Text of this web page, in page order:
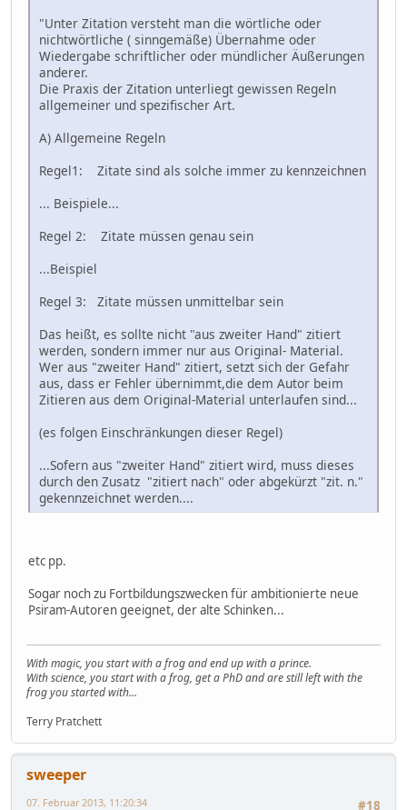
"Unter Zitation versteht man die wörtliche oder
nichtwörtliche ( sinngemäße) Übernahme oder
Wiedergabe schriftlicher oder mündlicher Äußerungen
anderer.
Die Praxis der Zitation unterliegt gewissen Regeln
allgemeiner und spezifischer Art.
A) Allgemeine Regeln
Regel1: Zitate sind als solche immer zu kennzeichnen
... Beispiele...
Regel 2: Zitate müssen genau sein
...Beispiel
Regel 3: Zitate müssen unmittelbar sein
Das heißt, es sollte nicht "aus zweiter Hand" zitiert
werden, sondern immer nur aus Original- Material.
Wer aus "zweiter Hand" zitiert, setzt sich der Gefahr
aus, dass er Fehler übernimmt,die dem Autor beim
Zitieren aus dem Original-Material unterlaufen sind...
(es folgen Einschränkungen dieser Regel)
...Sofern aus "zweiter Hand" zitiert wird, muss dieses
durch den Zusatz "zitiert nach" oder abgekürzt "zit. n."
gekennzeichnet werden....
etc pp.
Sogar noch zu Fortbildungszwecken für ambitionierte neue
Psiram-Autoren geeignet, der alte Schinken...
With magic, you start with a frog and end up with a prince.
With science, you start with a frog, get a PhD and are still left with the
frog you started with...
Terry Pratchett
sweeper
#18
07. Februar 2013, 11:20:34